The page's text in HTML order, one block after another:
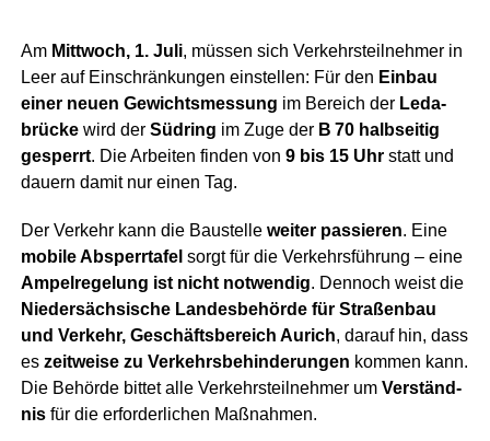
Am Mitt­woch, 1. Juli, müs­sen sich Ver­kehrs­teil­neh­mer in
Leer auf Ein­schrän­kun­gen ein­stel­len: Für den Ein­bau
einer neu­en Gewichts­mes­sung im Bereich der Leda­
brü­ckewird der Süd­ring im Zuge der B 70 halb­sei­tig
gesperrt. Die Arbei­ten fin­den von 9 bis 15 Uhrstatt und
dau­ern damit nur einen Tag.
Der Ver­kehr kann die Bau­stel­le wei­ter pas­sie­ren. Eine
mobi­le Absperr­ta­fel sorgt für die Ver­kehrs­füh­rung – eine
Ampel­re­ge­lung ist nicht not­wen­dig. Den­noch weist die
Nie­der­säch­si­sche Lan­des­be­hör­de für Stra­ßen­bau
und Ver­kehr, Geschäfts­be­reich Aurich, dar­auf hin, dass
es zeit­wei­se zu Ver­kehrs­be­hin­de­run­gen kom­men kann.
Die Behör­de bit­tet alle Ver­kehrs­teil­neh­mer um Ver­ständ­
nisfür die erfor­der­li­chen Maßnahmen.